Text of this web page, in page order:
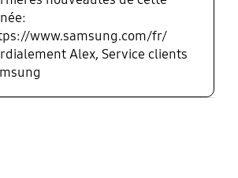
www.samsung.com/fr/
Alex, Service clients